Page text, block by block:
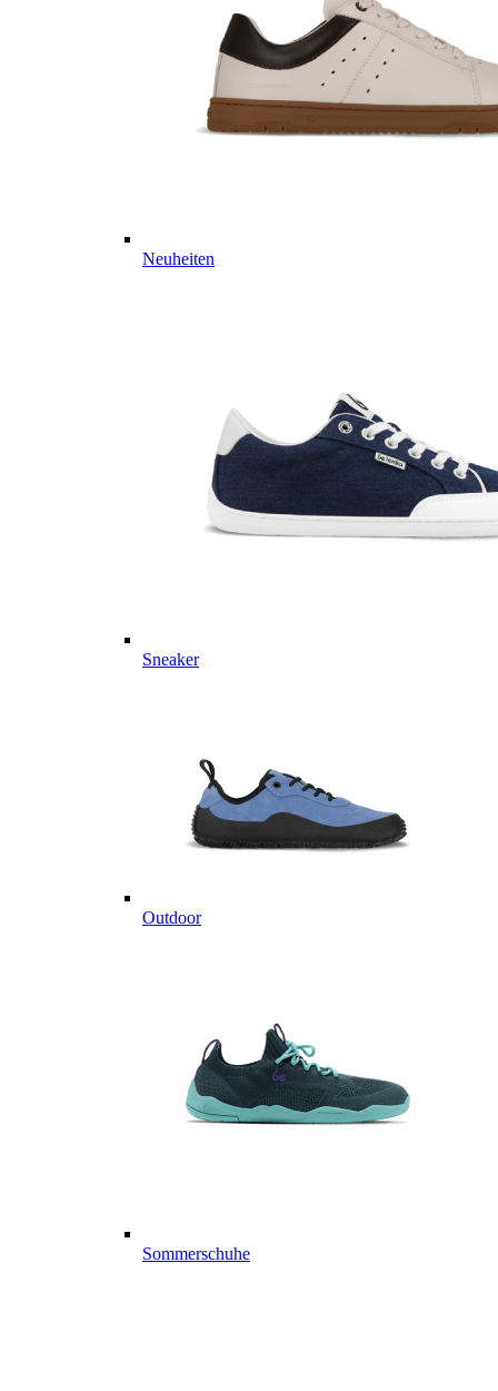
Neuheiten
Sneaker
Outdoor
Sommerschuhe